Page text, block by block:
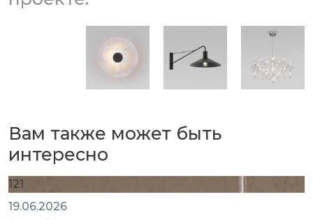
Вам также может быть
интересно
121
19.06.2026